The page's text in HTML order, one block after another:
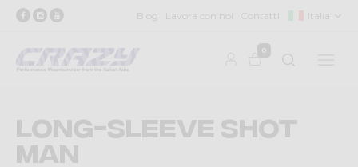
Blog Lavora con noi Contatti Italia
0
LONG-SLEEVE SHOT
MAN